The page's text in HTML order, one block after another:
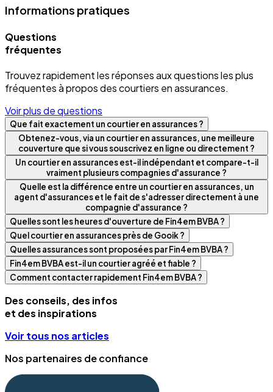
Informations pratiques
Questions
fréquentes
Trouvez rapidement les réponses aux questions les plus
fréquentes à propos des courtiers en assurances.
Voir plus de questions
Que fait exactement un courtier en assurances ?
Obtenez-vous, via un courtier en assurances, une meilleure
couverture que si vous souscrivez en ligne ou directement ?
Un courtier en assurances est-il indépendant et compare-t-il
vraiment plusieurs compagnies d'assurance ?
Quelle est la différence entre un courtier en assurances, un
agent d'assurances et le fait de s'adresser directement à une
compagnie d'assurance ?
Quelles sont les heures d'ouverture de Fin4em BVBA ?
Quel courtier en assurances près de Gooik ?
Quelles assurances sont proposées par Fin4em BVBA ?
Fin4em BVBA est-il un courtier agréé et fiable ?
Comment contacter rapidement Fin4em BVBA ?
Des conseils, des infos
et des inspirations
Voir tous nos articles
Nos partenaires de confiance